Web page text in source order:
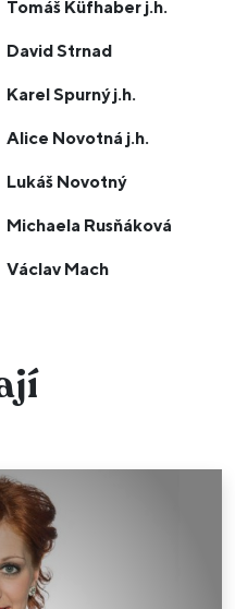
Tomáš Küfhaber j.h.
David Strnad
Karel Spurný j.h.
Alice Novotná j.h.
Lukáš Novotný
Michaela Rusňáková
Václav Mach